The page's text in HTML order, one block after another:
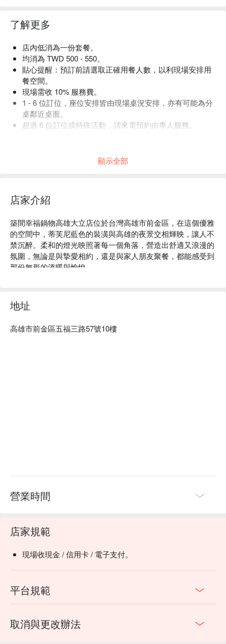
了解更多
店內低消為一份套餐。
均消為 TWD 500 - 550。
貼心提醒：預訂前請選取正確用餐人數，以利現場安排用
餐空間。
現場需收 10% 服務費。
1 - 6 位訂位，座位安排皆由現場桌況安排，亦有可能為分
桌鄰近桌面。
超過 6 位訂位或特殊活動，請來電預約由專人服務。
顯示全部
店家介紹
築間幸福鍋物高雄大立店位於台灣高雄市前金區，在這個優雅
的空間中，蒂芙尼藍色的裝潢與高雄的夜景交相輝映，讓人不
禁沉醉。柔和的燈光映照著每一個角落，營造出舒適又浪漫的
氛圍，無論是與摯愛相約，還是與家人朋友聚餐，都能感受到
那份無形的溫暖與愉悅。
魚片鍋成為提升用餐體驗的完美催化劑。這些精緻的選擇為每
一個聚會增添了難忘的樂趣與驚喜。
🤩 玩樂情報
🍽️ 口碑必點
【Prime 無骨牛小排鍋】牛小排多汁，入口即化
🥤 特色飲品
【泰國冰淇淋】椰香濃郁，清爽順口
地址
高雄市前金區五福三路57號10樓
營業時間
店家規範
現場收現金 / 信用卡 / 電子支付。
平台規範
取消與更改辦法